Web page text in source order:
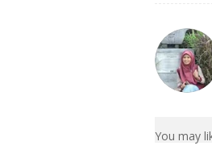
You may